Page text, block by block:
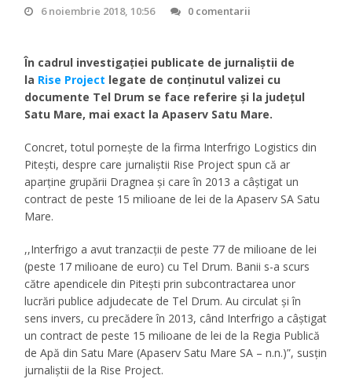
6 noiembrie 2018, 10:56 0 comentarii
În cadrul investigaţiei publicate de jurnaliştii de
la Rise Project legate de conţinutul valizei cu
documente Tel Drum se face referire şi la judeţul
Satu Mare, mai exact la Apaserv Satu Mare.
Concret, totul pornește de la firma Interfrigo Logistics din
Pitești, despre care jurnaliştii Rise Project spun că ar
aparţine grupării Dragnea şi care în 2013 a câștigat un
contract de peste 15 milioane de lei de la Apaserv SA Satu
Mare.
,,Interfrigo a avut tranzacții de peste 77 de milioane de lei
(peste 17 milioane de euro) cu Tel Drum. Banii s-a scurs
către apendicele din Pitești prin subcontractarea unor
lucrări publice adjudecate de Tel Drum. Au circulat și în
sens invers, cu precădere în 2013, când Interfrigo a câștigat
un contract de peste 15 milioane de lei de la Regia Publică
de Apă din Satu Mare (Apaserv Satu Mare SA – n.n.)”, susţin
jurnaliştii de la Rise Project.